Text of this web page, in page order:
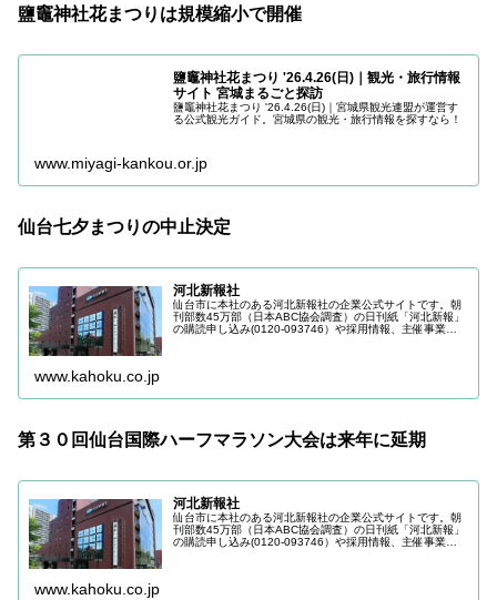
鹽竈神社花まつりは規模縮小で開催
鹽竈神社花まつり '26.4.26(日)｜観光・旅行情報
サイト 宮城まるごと探訪
鹽竈神社花まつり '26.4.26(日)｜宮城県観光連盟が運営す
る公式観光ガイド。宮城県の観光・旅行情報を探すなら！
www.miyagi-kankou.or.jp
仙台七夕まつりの中止決定
河北新報社
仙台市に本社のある河北新報社の企業公式サイトです。朝
刊部数45万部（日本ABC協会調査）の日刊紙「河北新報」
の購読申し込み(0120-093746）や採用情報、主催事業の
www.kahoku.co.jp
第３０回仙台国際ハーフマラソン大会は来年に延期
河北新報社
仙台市に本社のある河北新報社の企業公式サイトです。朝
刊部数45万部（日本ABC協会調査）の日刊紙「河北新報」
の購読申し込み(0120-093746）や採用情報、主催事業の
www.kahoku.co.jp